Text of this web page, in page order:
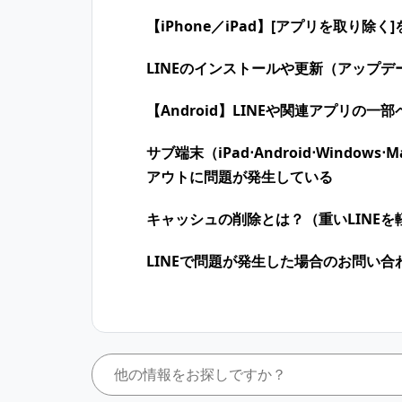
【iPhone／iPad】[アプリを取り除く]
LINEのインストールや更新（アップデ
【Android】LINEや関連アプリの一
サブ端末（iPad⋅Android⋅
アウトに問題が発生している
キャッシュの削除とは？（重いLINEを
LINEで問題が発生した場合のお問い合